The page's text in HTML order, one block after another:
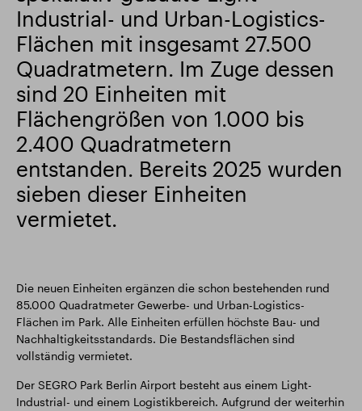
Industrial- und Urban-Logistics-
Flächen mit insgesamt 27.500
Quadratmetern. Im Zuge dessen
sind 20 Einheiten mit
Flächengrößen von 1.000 bis
2.400 Quadratmetern
entstanden. Bereits 2025 wurden
sieben dieser Einheiten
vermietet.
Die neuen Einheiten ergänzen die schon bestehenden rund
85.000 Quadratmeter Gewerbe- und Urban-Logistics-
Flächen im Park. Alle Einheiten erfüllen höchste Bau- und
Nachhaltigkeitsstandards. Die Bestandsflächen sind
vollständig vermietet.
Der SEGRO Park Berlin Airport besteht aus einem Light-
Industrial- und einem Logistikbereich. Aufgrund der weiterhin